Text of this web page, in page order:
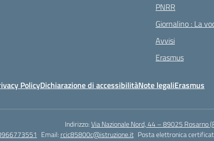
PNRR
Giornalino : La
Avvisi
Erasmus
PolicyDichiarazione di accessibilitàNote legaliErasmus
Indirizzo:Via Nazionale Nord, 44 – 89025 Rosarno
Email: rcic85800c@istruzione.it Posta elettronica